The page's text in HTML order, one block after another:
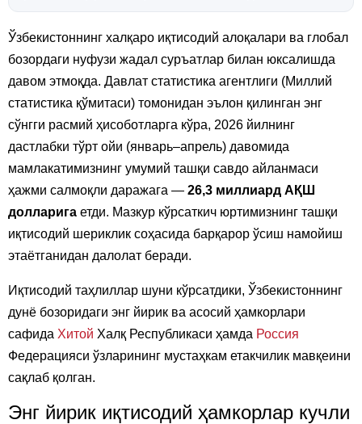
Ўзбекистоннинг халқаро иқтисодий алоқалари ва глобал
бозордаги нуфузи жадал суръатлар билан юксалишда
давом этмоқда. Давлат статистика агентлиги (Миллий
статистика қўмитаси) томонидан эълон қилинган энг
сўнгги расмий ҳисоботларга кўра, 2026 йилнинг
дастлабки тўрт ойи (январь–апрель) давомида
мамлакатимизнинг умумий ташқи савдо айланмаси
ҳажми салмоқли даражага — 26,3 миллиард АҚШ
долларига етди. Мазкур кўрсаткич юртимизнинг ташқи
иқтисодий шериклик соҳасида барқарор ўсиш намойиш
этаётганидан далолат беради.
Иқтисодий таҳлиллар шуни кўрсатдики, Ўзбекистоннинг
дунё бозоридаги энг йирик ва асосий ҳамкорлари
сафида Хитой Халқ Республикаси ҳамда Россия
Федерацияси ўзларининг мустаҳкам етакчилик мавқеини
сақлаб қолган.
Энг йирик иқтисодий ҳамкорлар кучли